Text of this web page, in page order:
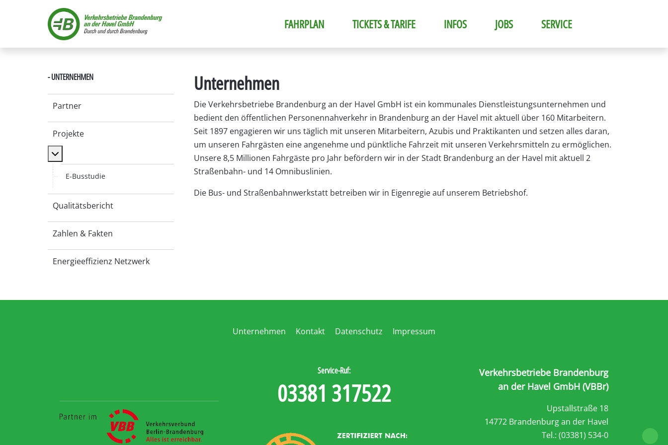
FAHRPLAN TICKETS & TARIFE INFOS JOBS SERVICE
- UNTERNEHMEN
Partner
Projekte
MOD_MENU_TOGGLE_SUBMENU_LABEL
E-Busstudie
Qualitätsbericht
Zahlen & Fakten
Energieeffizienz Netzwerk
Unternehmen
Die Verkehrsbetriebe Brandenburg an der Havel GmbH ist ein kommunales Dienstleistungsunternehmen und
bedient den öffentlichen Personennahverkehr in Brandenburg an der Havel mit aktuell über 160 Mitarbeitern.
Seit 1897 engagieren wir uns täglich mit unseren Mitarbeitern, Azubis und Praktikanten und setzen alles daran,
um unseren Fahrgästen eine angenehme und pünktliche Fahrzeit mit unseren Verkehrsmitteln zu ermöglichen.
Unsere 8,5 Millionen Fahrgäste pro Jahr befördern wir in der Stadt Brandenburg an der Havel mit aktuell 2
Straßenbahn- und 14 Omnibuslinien.
Die Bus- und Straßenbahnwerkstatt betreiben wir in Eigenregie auf unserem Betriebshof.
Unternehmen Kontakt Datenschutz Impressum
Service-Ruf:
03381 317522
Verkehrsbetriebe Brandenburg
an der Havel GmbH (VBBr)
Upstallstraße 18
14772 Brandenburg an der Havel
Tel.: (03381) 534-0